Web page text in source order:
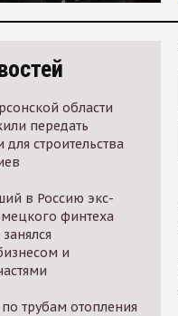
области
передать
для строительства
в Россию экс-
финтеха
и
трубам отопления